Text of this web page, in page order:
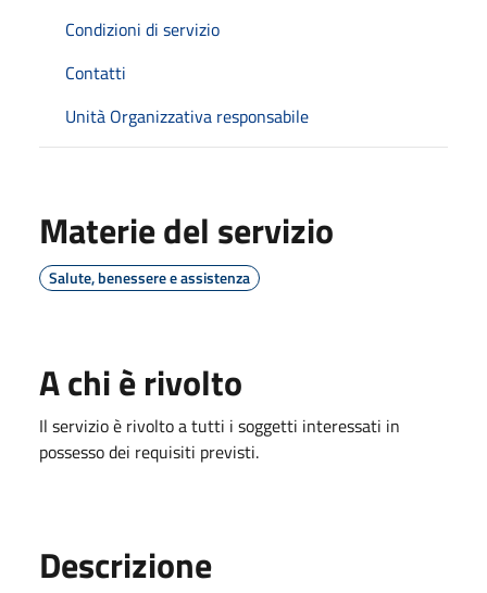
Condizioni di servizio
Contatti
Unità Organizzativa responsabile
Materie del servizio
Salute, benessere e assistenza
A chi è rivolto
Il servizio è rivolto a tutti i soggetti interessati in
possesso dei requisiti previsti.
Descrizione